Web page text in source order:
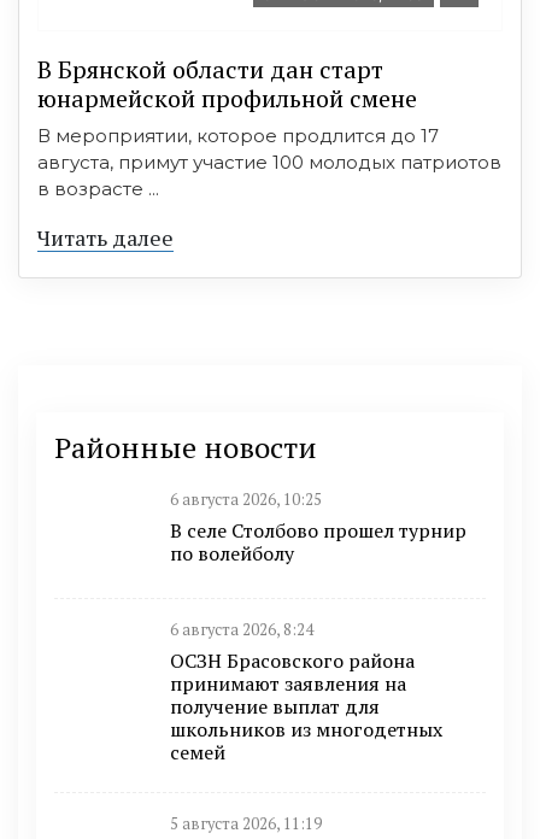
В Брянской области дан старт
юнармейской профильной смене
В мероприятии, которое продлится до 17
августа, примут участие 100 молодых патриотов
в возрасте ...
Читать далее
Районные новости
6 августа 2026, 10:25
В селе Столбово прошел турнир
по волейболу
6 августа 2026, 8:24
ОСЗН Брасовского района
принимают заявления на
получение выплат для
школьников из многодетных
семей
5 августа 2026, 11:19